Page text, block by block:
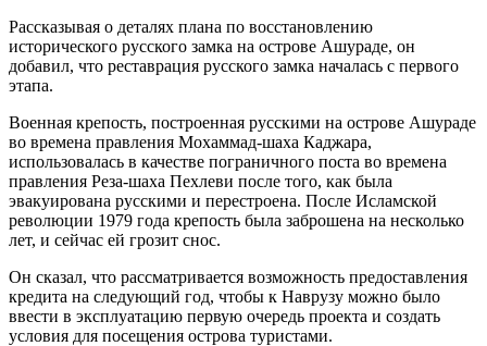
Рассказывая о деталях плана по восстановлению
исторического русского замка на острове Ашураде, он
добавил, что реставрация русского замка началась с первого
этапа.
Военная крепость, построенная русскими на острове Ашураде
во времена правления Мохаммад-шаха Каджара,
использовалась в качестве пограничного поста во времена
правления Реза-шаха Пехлеви после того, как была
эвакуирована русскими и перестроена. После Исламской
революции 1979 года крепость была заброшена на несколько
лет, и сейчас ей грозит снос.
Он сказал, что рассматривается возможность предоставления
кредита на следующий год, чтобы к Наврузу можно было
ввести в эксплуатацию первую очередь проекта и создать
условия для посещения острова туристами.